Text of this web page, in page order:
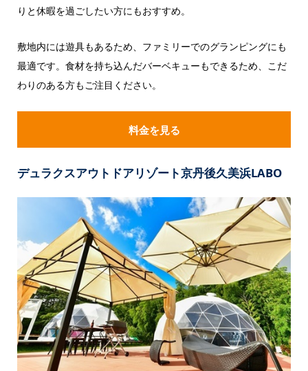
りと休暇を過ごしたい方にもおすすめ。
敷地内には遊具もあるため、ファミリーでのグランピングにも
最適です。食材を持ち込んだバーベキューもできるため、こだ
わりのある方もご注目ください。
料金を見る
デュラクスアウトドアリゾート京丹後久美浜LABO